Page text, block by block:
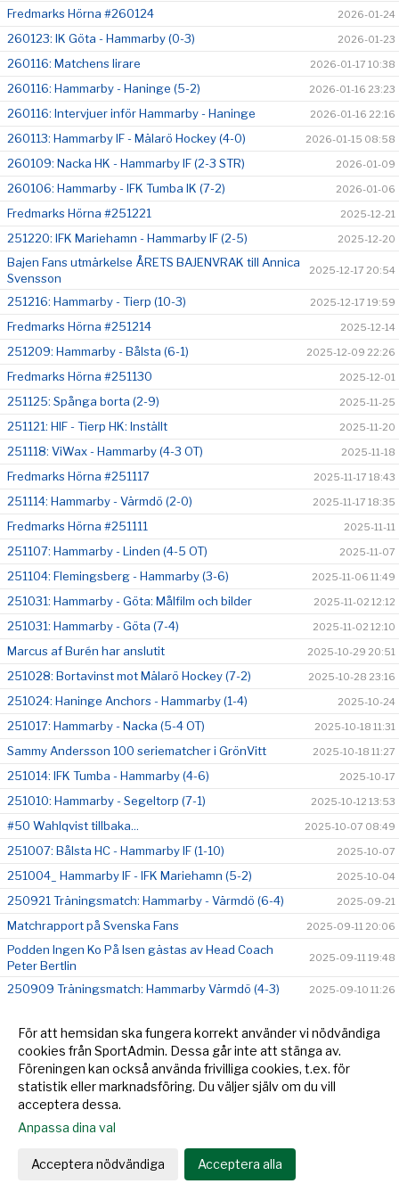
Fredmarks Hörna #260124 2026-01-24
260123: IK Göta - Hammarby (0-3) 2026-01-23
260116: Matchens lirare 2026-01-17 10:38
260116: Hammarby - Haninge (5-2) 2026-01-16 23:23
260116: Intervjuer inför Hammarby - Haninge 2026-01-16 22:16
260113: Hammarby IF - Mälarö Hockey (4-0) 2026-01-15 08:58
260109: Nacka HK - Hammarby IF (2-3 STR) 2026-01-09
260106: Hammarby - IFK Tumba IK (7-2) 2026-01-06
Fredmarks Hörna #251221 2025-12-21
251220: IFK Mariehamn - Hammarby IF (2-5) 2025-12-20
Bajen Fans utmärkelse ÅRETS BAJENVRAK till Annica
Svensson
2025-12-17 20:54
251216: Hammarby - Tierp (10-3) 2025-12-17 19:59
Fredmarks Hörna #251214 2025-12-14
251209: Hammarby - Bålsta (6-1) 2025-12-09 22:26
Fredmarks Hörna #251130 2025-12-01
251125: Spånga borta (2-9) 2025-11-25
251121: HIF - Tierp HK: Inställt 2025-11-20
251118: ViWax - Hammarby (4-3 OT) 2025-11-18
Fredmarks Hörna #251117 2025-11-17 18:43
251114: Hammarby - Värmdö (2-0) 2025-11-17 18:35
Fredmarks Hörna #251111 2025-11-11
251107: Hammarby - Linden (4-5 OT) 2025-11-07
251104: Flemingsberg - Hammarby (3-6) 2025-11-06 11:49
251031: Hammarby - Göta: Målfilm och bilder 2025-11-02 12:12
251031: Hammarby - Göta (7-4) 2025-11-02 12:10
Marcus af Burén har anslutit 2025-10-29 20:51
251028: Bortavinst mot Mälarö Hockey (7-2) 2025-10-28 23:16
251024: Haninge Anchors - Hammarby (1-4) 2025-10-24
251017: Hammarby - Nacka (5-4 OT) 2025-10-18 11:31
Sammy Andersson 100 seriematcher i GrönVitt 2025-10-18 11:27
251014: IFK Tumba - Hammarby (4-6) 2025-10-17
251010: Hammarby - Segeltorp (7-1) 2025-10-12 13:53
#50 Wahlqvist tillbaka... 2025-10-07 08:49
251007: Bålsta HC - Hammarby IF (1-10) 2025-10-07
251004_ Hammarby IF - IFK Mariehamn (5-2) 2025-10-04
250921 Träningsmatch: Hammarby - Värmdö (6-4) 2025-09-21
Matchrapport på Svenska Fans 2025-09-11 20:06
Podden Ingen Ko På Isen gästas av Head Coach
Peter Bertlin
2025-09-11 19:48
250909 Träningsmatch: Hammarby Värmdö (4-3) 2025-09-10 11:26
André Nordstrand - avtal klart 2025-05-07 18:13
Robin Carneholm - avtal klart 2025-05-06 22:07
inställningar
Webbversion
För att hemsidan ska fungera korrekt använder vi nödvändiga
cookies från SportAdmin. Dessa går inte att stänga av.
Föreningen kan också använda frivilliga cookies, t.ex. för
statistik eller marknadsföring. Du väljer själv om du vill
acceptera dessa.
Anpassa dina val
Acceptera nödvändiga Acceptera alla